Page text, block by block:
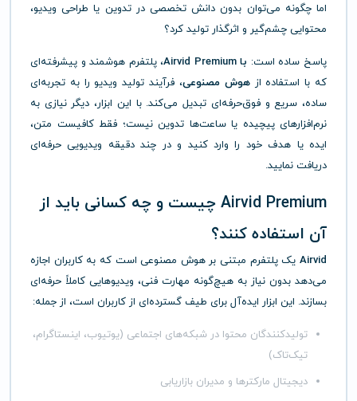
اما چگونه می‌توان بدون دانش تخصصی در تدوین یا طراحی ویدیو،
محتوایی چشم‌گیر و اثرگذار تولید کرد؟
پاسخ ساده است: با Airvid Premium
، پلتفرم هوشمند و پیشرفته‌ای
که با استفاده ازهوش مصنوعی، فرآیند تولید ویدیو را به تجربه‌ای
ساده، سریع و فوق‌حرفه‌ای تبدیل می‌کند. با این ابزار، دیگر نیازی به
نرم‌افزارهای پیچیده یا ساعت‌ها تدوین نیست؛ فقط کافیست متن،
ایده یا هدف خود را وارد کنید و در چند دقیقه ویدیویی حرفه‌ای
دریافت نمایید.
Airvid Premium چیست و چه کسانی باید از
آن استفاده کنند؟
Airvid یک پلتفرم مبتنی بر هوش مصنوعی است که به کاربران اجازه
می‌دهد بدون نیاز به هیچ‌گونه مهارت فنی، ویدیوهایی کاملاً حرفه‌ای
بسازند. این ابزار ایده‌آل برای طیف گسترده‌ای از کاربران است، از جمله:
تولیدکنندگان محتوا در شبکه‌های اجتماعی (یوتیوب، اینستاگرام،
تیک‌تاک)
دیجیتال مارکترها و مدیران بازاریابی